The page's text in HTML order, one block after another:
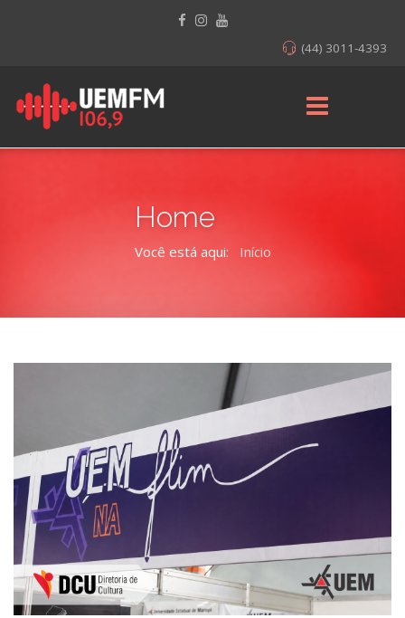
(44) 3011-4393
Home
Você está aqui: Início